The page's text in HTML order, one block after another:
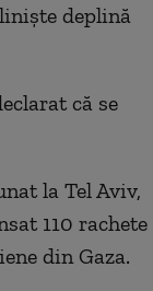
deplină
că se
la Tel Aviv,
110 rachete
din Gaza.